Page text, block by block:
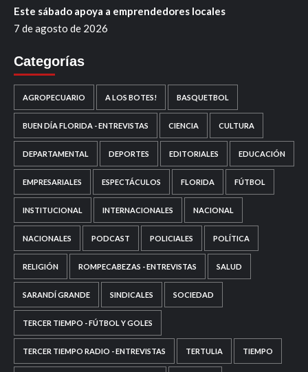
Este sábado apoya a emprendedores locales
7 de agosto de 2026
Categorías
AGROPECUARIO A LOS BOTES! BASQUETBOL
BUEN DÍA FLORIDA - ENTREVISTAS CIENCIA CULTURA
DEPARTAMENTAL DEPORTES EDITORIALES EDUCACIÓN
EMPRESARIALES ESPECTÁCULOS FLORIDA FÚTBOL
INSTITUCIONAL INTERNACIONALES NACIONAL
NACIONALES PODCAST POLICIALES POLÍTICA
RELIGIÓN ROMPECABEZAS - ENTREVISTAS SALUD
SARANDÍ GRANDE SINDICALES SOCIEDAD
TERCER TIEMPO - FÚTBOL Y GOLES
TERCER TIEMPO RADIO - ENTREVISTAS TERTULIA TIEMPO